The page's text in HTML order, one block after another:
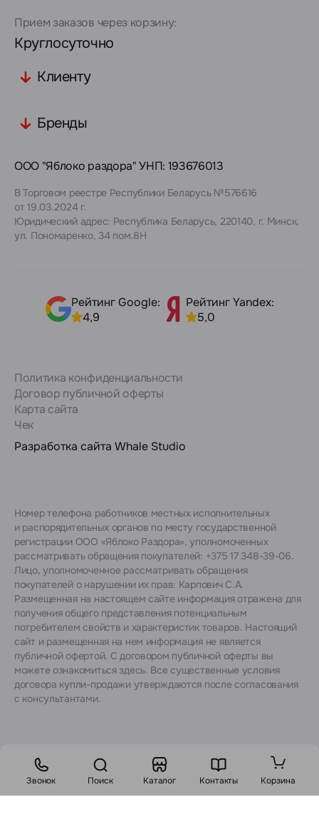
Прием заказов через корзину:
Круглосуточно
Клиенту
Бренды
ООО "Яблоко раздора" УНП: 193676013
В Торговом реестре Республики Беларусь №576616
от 19.03.2024 г.
Юридический адрес: Республика Беларусь, 220140, г. Минск,
ул. Пономаренко, 34 пом.8Н
Рейтинг Google:
4,9
Рейтинг Yandex:
5,0
Политика конфиденциальности
Договор публичной оферты
Карта сайта
Чек
Разработка сайта Whale Studio
Номер телефона работников местных исполнительных
и распорядительных органов по месту государственной
регистрации ООО «Яблоко Раздора», уполномоченных
рассматривать обращения покупателей: +375 17 348-39-06.
Лицо, уполномоченное рассматривать обращения
покупателей о нарушении их прав: Карпович С.А.
Размещенная на настоящем сайте информация отражена для
получения общего представления потенциальным
потребителем свойств и характеристик товаров. Настоящий
сайт и размещенная на нем информация не является
публичной офертой. С договором публичной оферты вы
можете ознакомиться здесь. Все существенные условия
договора купли-продажи утверждаются после согласования
с консультантами.
Звонок Поиск Каталог Контакты Корзина